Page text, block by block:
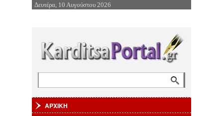
Επιστροφή στην Πλοήγηση
Δευτέρα, 10 Αυγούστου 2026
ΑΡΧΙΚΗ